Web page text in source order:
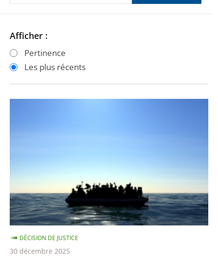
Passer
les
filtres
Passer
les
filtres
Afficher :
Pertinence
Les plus récents
recours
contre
le
décret
de
publication
DÉCISION DE JUSTICE
30 décembre 2025